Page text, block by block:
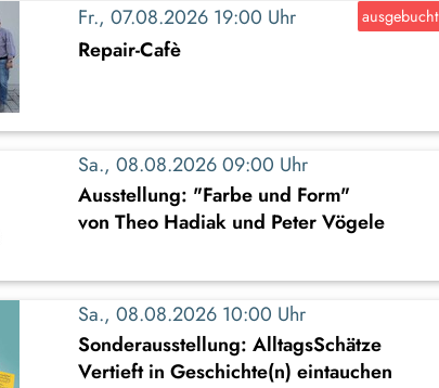
Fr., 07.08.2026 19:00 Uhr ausgebucht
Repair-Cafè
Sa., 08.08.2026 09:00 Uhr
Ausstellung: "Farbe und Form"
von Theo Hadiak und Peter Vögele
Sa., 08.08.2026 10:00 Uhr
Sonderausstellung: AlltagsSchätze
Vertieft in Geschichte(n) eintauchen